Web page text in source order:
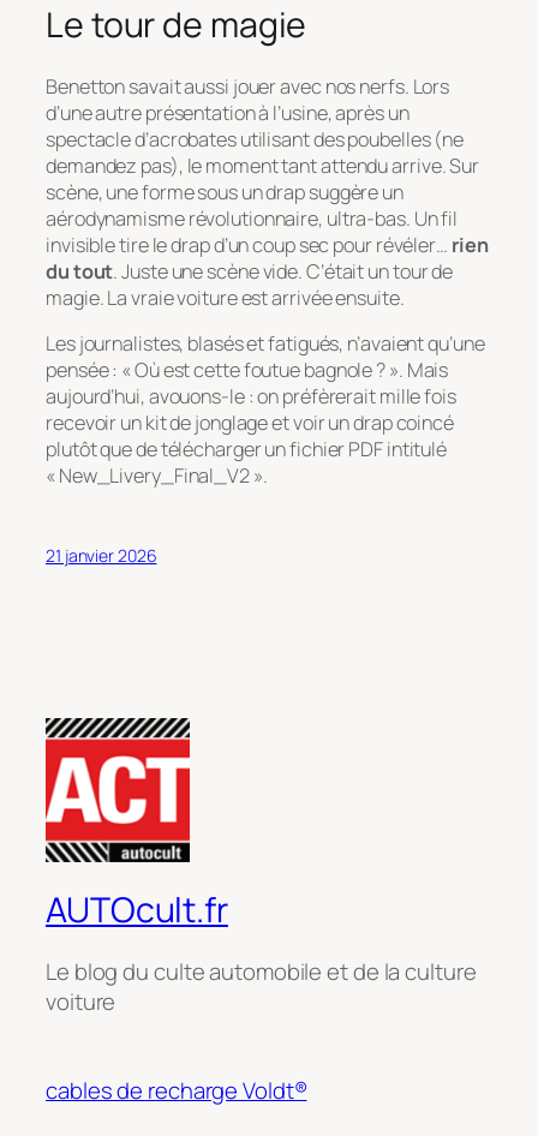
Le tour de magie
Benetton savait aussi jouer avec nos nerfs. Lors
d’une autre présentation à l’usine, après un
spectacle d’acrobates utilisant des poubelles (ne
demandez pas), le moment tant attendu arrive. Sur
scène, une forme sous un drap suggère un
aérodynamisme révolutionnaire, ultra-bas. Un fil
invisible tire le drap d’un coup sec pour révéler… rien
du tout. Juste une scène vide. C’était un tour de
magie. La vraie voiture est arrivée ensuite.
Les journalistes, blasés et fatigués, n’avaient qu’une
pensée : « Où est cette foutue bagnole ? ». Mais
aujourd’hui, avouons-le : on préfèrerait mille fois
recevoir un kit de jonglage et voir un drap coincé
plutôt que de télécharger un fichier PDF intitulé
« New_Livery_Final_V2 ».
21 janvier 2026
AUTOcult.fr
Le blog du culte automobile et de la culture
voiture
cables de recharge Voldt®